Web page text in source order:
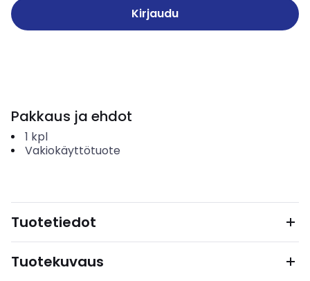
Kirjaudu
Pakkaus ja ehdot
1 kpl
Vakiokäyttötuote
Tuotetiedot
Tuotekuvaus